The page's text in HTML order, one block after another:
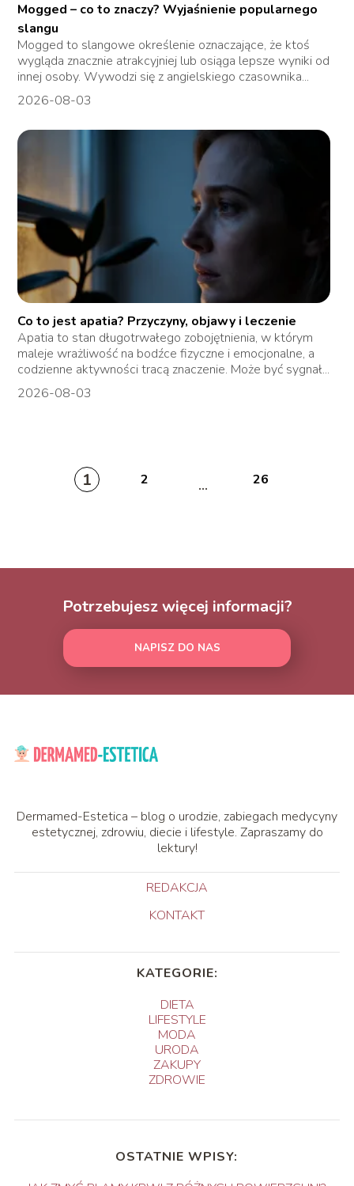
Mogged – co to znaczy? Wyjaśnienie popularnego
slangu
Mogged to slangowe określenie oznaczające, że ktoś
wygląda znacznie atrakcyjniej lub osiąga lepsze wyniki od
innej osoby. Wywodzi się z angielskiego czasownika...
2026-08-03
Co to jest apatia? Przyczyny, objawy i leczenie
Apatia to stan długotrwałego zobojętnienia, w którym
maleje wrażliwość na bodźce fizyczne i emocjonalne, a
codzienne aktywności tracą znaczenie. Może być sygnał...
2026-08-03
1 2 ... 26
Potrzebujesz więcej informacji?
NAPISZ DO NAS
Dermamed-Estetica – blog o urodzie, zabiegach medycyny
estetycznej, zdrowiu, diecie i lifestyle. Zapraszamy do
lektury!
REDAKCJA
KONTAKT
KATEGORIE:
DIETA
LIFESTYLE
MODA
URODA
ZAKUPY
ZDROWIE
OSTATNIE WPISY: